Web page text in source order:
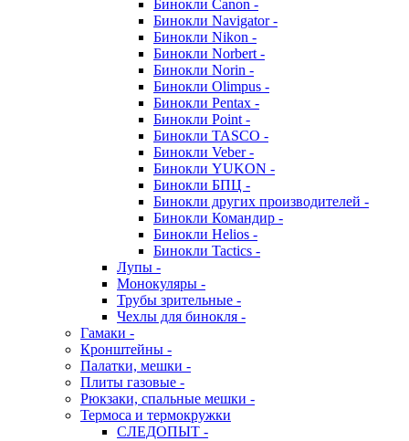
Бинокли Canon -
Бинокли Navigator -
Бинокли Nikon -
Бинокли Norbert -
Бинокли Norin -
Бинокли Olimpus -
Бинокли Pentax -
Бинокли Point -
Бинокли TASCO -
Бинокли Veber -
Бинокли YUKON -
Бинокли БПЦ -
Бинокли других производителей -
Бинокли Командир -
Бинокли Helios -
Бинокли Tactics -
Лупы -
Монокуляры -
Трубы зрительные -
Чехлы для бинокля -
Гамаки -
Кронштейны -
Палатки, мешки -
Плиты газовые -
Рюкзаки, спальные мешки -
Термоса и термокружки
СЛЕДОПЫТ -